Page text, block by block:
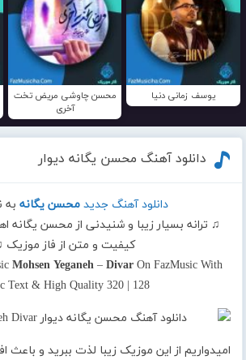
یوسف زمانی دنیا
محسن چاوشی مریض تخت
آخری
دانلود آهنگ محسن یگانه دیوار
دانلود آهنگ جدید محسن یگانه به
♫ ترانه بسیار زیبا و شنیدنی از محسن یگانه
کیفیت و متن از فاز موزیک
Mohsen Yeganeh – Divar On FazMusic With
Text & High Quality 320 | 128
امیدواریم از این موزیک زیبا لذت ببرید و باعث